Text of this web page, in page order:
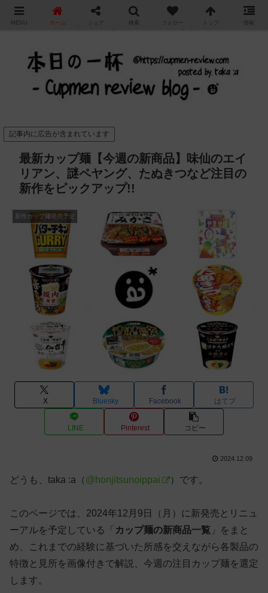
カップ麺の新商品をレビュー / アレンジするブログ
記事内に広告が含まれています
最新カップ麺【今週の新商品】味仙のエイ
リアン、謎ペヤング、たぬきつなど注目の
新作をピックアップ!!
新作カップ麺発売予定
X Bluesky Facebook はてブ
LINE Pinterest コピー
2024.12.09
どうも、taka :a（ @honjitsunoippai ）です。
このページでは、2024年12月9日（月）に新発売とリニュ
ーアルを予定している「 カップ麺の新商品一覧 」をまと
め、これまでの経験に基づいた所感を交えながら各製品の
特徴と見所を画像付きで解説、今週の注目カップ麺を選定
します。
MENU ホーム シェア 検索 フォロー トップ 情報